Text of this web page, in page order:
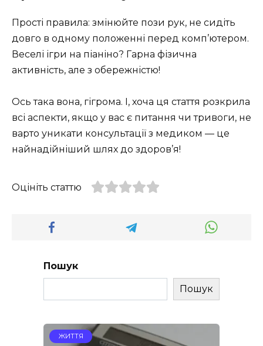
Прості правила: змінюйте пози рук, не сидіть
довго в одному положенні перед комп’ютером.
Веселі ігри на піаніно? Гарна фізична
активність, але з обережністю!
Ось така вона, гігрома. І, хоча ця стаття розкрила
всі аспекти, якщо у вас є питання чи тривоги, не
варто уникати консультації з медиком — це
найнадійніший шлях до здоров’я!
Оцініть статтю
Пошук
Пошук
ЖИТТЯ